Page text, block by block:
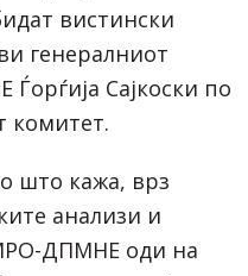
вистински
генералниот
Сајкоски по
комитет.
што кажа, врз
анализи и
ДПМНЕ оди на